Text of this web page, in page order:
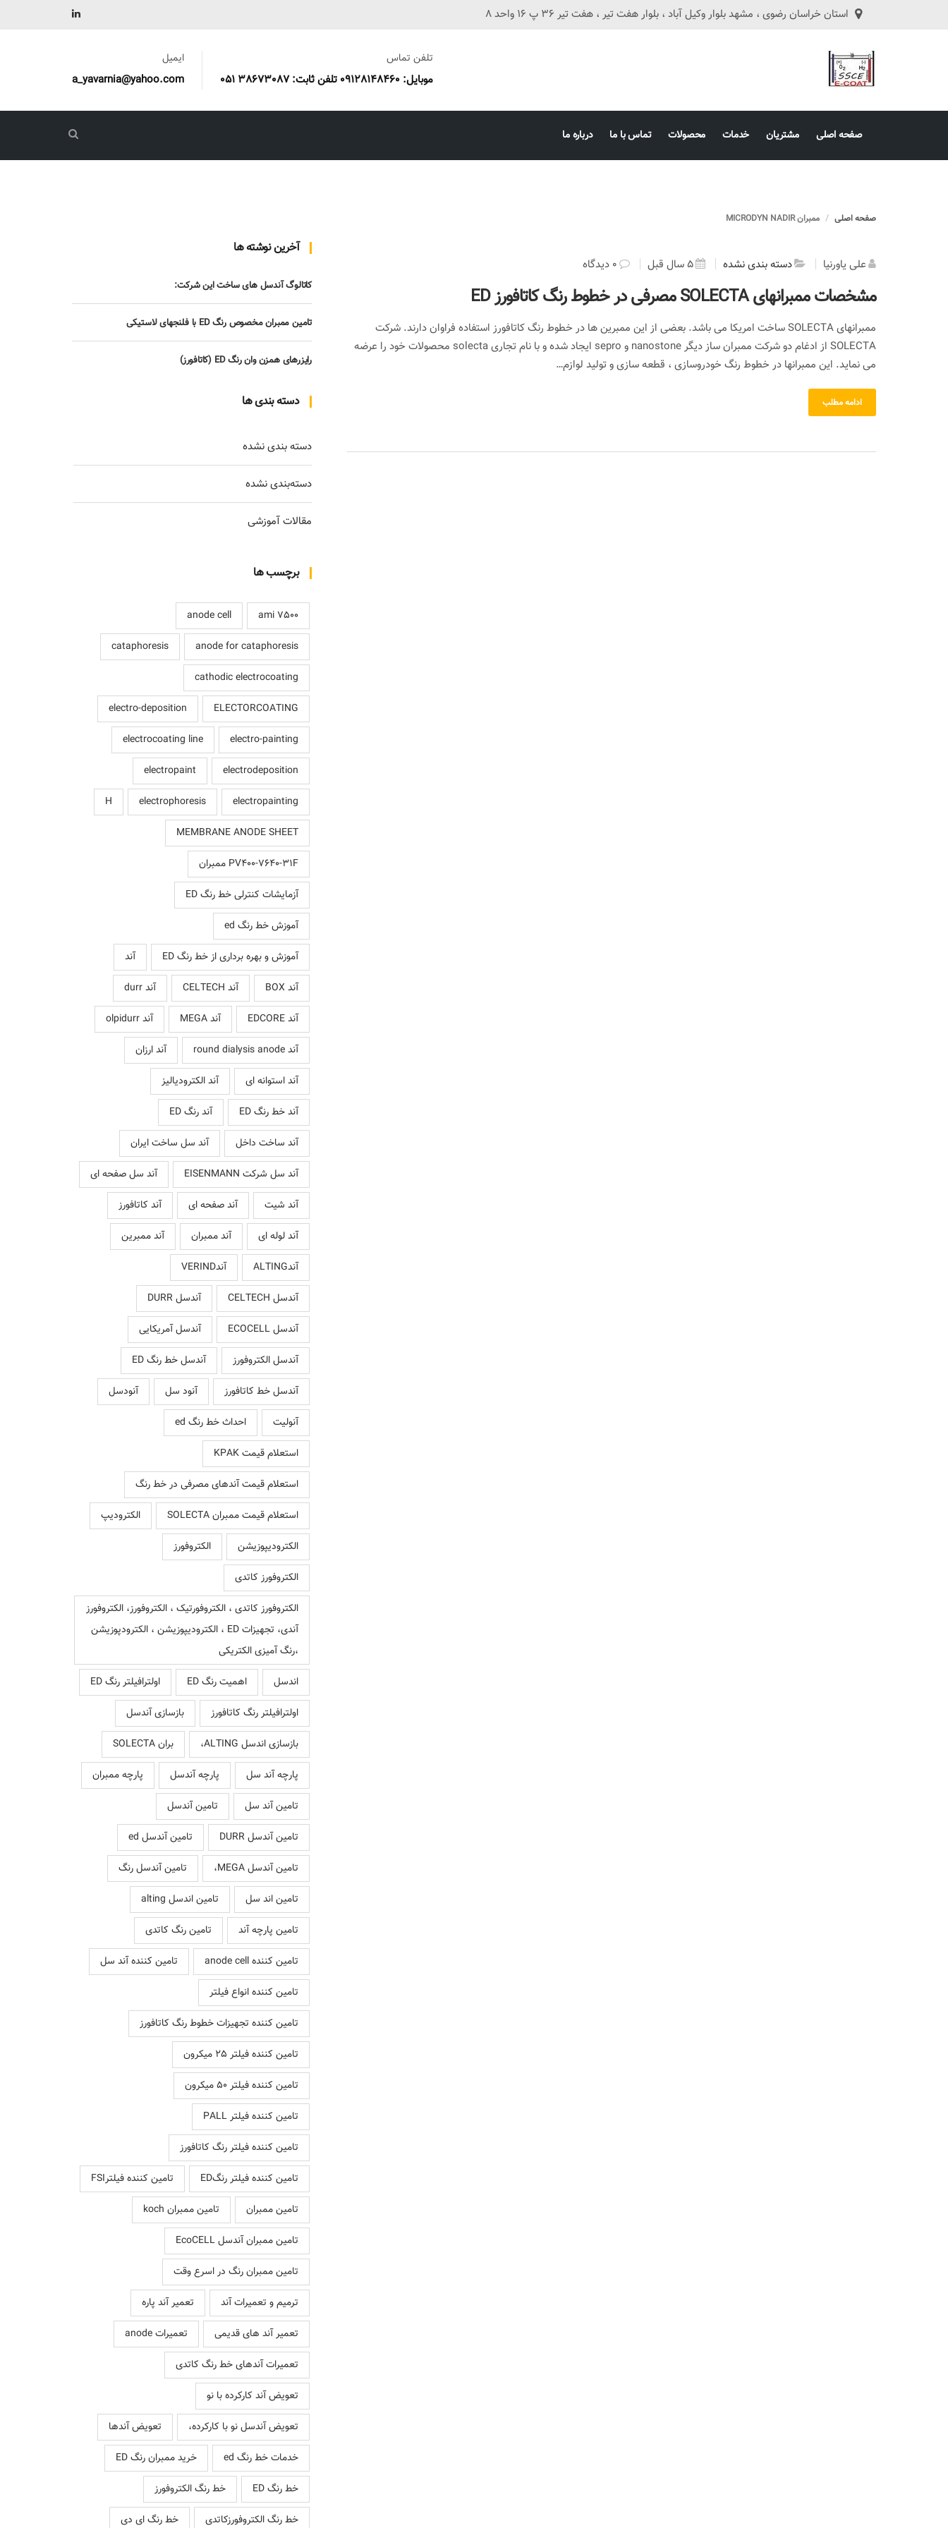
استان خراسان رضوی ، مشهد بلوار وکیل آباد ، بلوار هفت تیر ، هفت تیر 36 پ 16 واحد 8
تلفن تماس
موبایل: 09128148460 تلفن ثابت: 38673087 051
ایمیل
a_yavarnia@yahoo.com
صفحه اصلی مشتریان خدمات محصولات تماس با ما درباره ما
صفحه اصلی ممبران MICRODYN NADIR
علی یاورنیا دسته بندی نشده 5 سال قبل 0 دیدگاه
مشخصات ممبرانهای SOLECTA مصرفی در خطوط رنگ کاتافورز ED
ممبرانهای SOLECTA ساخت امریکا می باشد. بعضی از این ممبرین ها در خطوط رنگ کاتافورز استفاده فراوان دارند. شرکت
SOLECTA از ادغام دو شرکت ممبران ساز دیگر nanostone و sepro ایجاد شده و با نام تجاری solecta محصولات خود را عرضه
می نماید. این ممبرانها در خطوط رنگ خودروسازی ، قطعه سازی و تولید لوازم…
ادامه مطلب
آخرین نوشته ها
کاتالوگ آندسل های ساخت این شرکت:
تامین ممبران مخصوص رنگ ED با فلنجهای لاستیکی
رایزرهای همزن وان رنگ ED (کاتافورز)
دسته بندی ها
دسته بندی نشده
دسته‌بندی نشده
مقالات آموزشی
برچسب ها
ami 7500
anode cell
anode for cataphoresis
cataphoresis
cathodic electrocoating
ELECTORCOATING
electro-deposition
electro-painting
electrocoating line
electrodeposition
electropaint
electropainting
electrophoresis
H
MEMBRANE ANODE SHEET
PV400-7640-31F ممبران
آزمایشات کنترلی خط رنگ ED
آموزش خط رنگ ed
آموزش و بهره برداری از خط رنگ ED
آند
آند BOX
آند CELTECH
آند durr
آند EDCORE
آند MEGA
آند olpidurr
آند round dialysis anode
آند ارزان
آند استوانه ای
آند الکترودیالیز
آند خط رنگ ED
آند رنگ ED
آند ساخت داخل
آند سل ساخت ایران
آند سل شرکت EISENMANN
آند سل صفحه ای
آند شیت
آند صفحه ای
آند کاتافورز
آند لوله ای
آند ممبران
آند ممبرین
آندALTING
آندVERIND
آندسل CELTECH
آندسل DURR
آندسل ECOCELL
آندسل آمریکایی
آندسل الکتروفورز
آندسل خط رنگ ED
آندسل خط کاتافورز
آنود سل
آنودسل
آنولیت
احداث خط رنگ ed
استعلام قیمت KPAK
استعلام قیمت آندهای مصرفی در خط رنگ
استعلام قیمت ممبران SOLECTA
الکترودیپ
الکترودیپوزیشن
الکتروفورز
الکتروفورز کاتدی
الکتروفورز کاتدی ، الکتروفورتیک ، الکتروفورز، الکتروفورز
آندی، تجهیزات ED ، الکترودیپوزیشن ، الکترودپوزیشن
،رنگ آمیزی الکتریکی
اندسل
اهمیت رنگ ED
اولترافیلتر رنگ ED
اولترافیلتر رنگ کاتافورز
بازسازی آندسل
بازسازی اندسل ALTING،
بران SOLECTA
پارچه آند سل
پارچه آندسل
پارچه ممبران
تامین آند سل
تامین آندسل
تامین آندسل DURR
تامین آندسل ed
تامین آندسل MEGA،
تامین آندسل رنگ
تامین اند سل
تامین اندسل alting
تامین پارچه آند
تامین رنگ کاتدی
تامین کننده anode cell
تامین کننده آند سل
تامین کننده انواع فیلتر
تامین کننده تجهیزات خطوط رنگ کاتافورز
تامین کننده فیلتر 25 میکرون
تامین کننده فیلتر 50 میکرون
تامین کننده فیلتر PALL
تامین کننده فیلتر رنگ کاتافورز
تامین کننده فیلتر رنگED
تامین کننده فیلترFSI
تامین ممبران
تامین ممبران koch
تامین ممبران آندسل EcoCELL
تامین ممبران رنگ در اسرع وقت
ترمیم و تعمیرات آند
تعمیر آند پاره
تعمیر آند های قدیمی
تعمیرات anode
تعمیرات آندهای خط رنگ کاتدی
تعویض آند کارکرده با نو
تعویض آندسل نو با کارکرده،
تعویض آندها
خدمات خط رنگ ed
خرید ممبران رنگ ED
خط رنگ ED
خط رنگ الکتروفورز
خط رنگ الکتروفورزکاتدی
خط رنگ ای دی